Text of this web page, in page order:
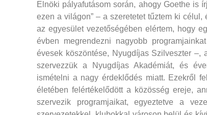
Elnöki pályafutásom során, ahogy Goethe is
ezen a világon” – a szeretetet tűztem ki
az egyesület vezetőségében elértem, hogy
évben megrendezni nagyobb
évesek köszöntése, Nyugdíjas Szilveszter –,
szervezzük a Nyugdíjas Akadémiát, és
ismételni a nagy érdeklődés miatt. Ezekről
életében felértékelődött a közösség ereje,
szervezik programjaikat, egyeztetve a